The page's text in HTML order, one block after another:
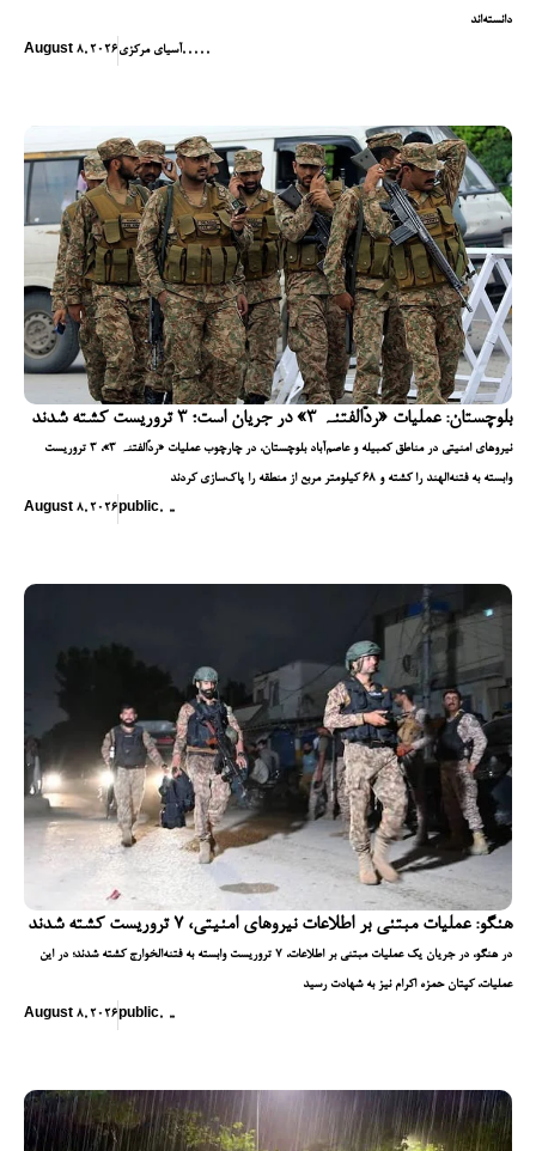
دانسته‌اند
August 8, 2026آسیای مرکزی, , , , ,
بلوچستان: عملیات «ردّالفتنہ ۳» در جریان است؛ ۳ تروریست کشته شدند
نیروهای امنیتی در مناطق کمبیله و عاصم‌آباد بلوچستان، در چارچوب عملیات «ردّالفتنہ ۳»، ۳ تروریست
وابسته به فتنه‌الهند را کشته و ۶۸ کیلومتر مربع از منطقه را پاک‌سازی کردند
August 8, 2026 public, ,,
هنگو: عملیات مبتنی بر اطلاعات نیروهای امنیتی، ۷ تروریست کشته شدند
در هنگو، در جریان یک عملیات مبتنی بر اطلاعات، ۷ تروریست وابسته به فتنه‌الخوارج کشته شدند؛ در این
عملیات، کپتان حمزه اکرام نیز به شهادت رسید
August 8, 2026 public, ,,